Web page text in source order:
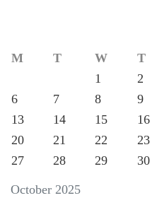
October 2025
M T W T
1
2
6
7 8 9
13
14 15 16
20
21 22 23
27
28 29 30